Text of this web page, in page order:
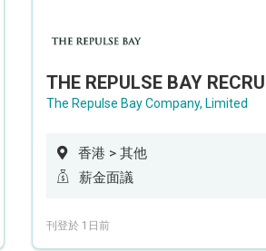
The Repulse Bay Company, Limited
香港 > 其他
薪金面議
刊登於 1日前